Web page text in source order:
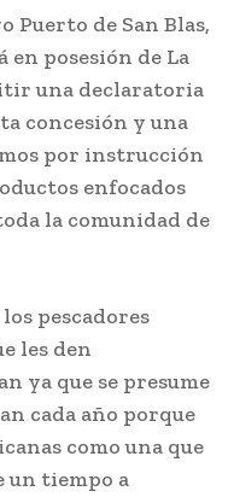
Puerto de San Blas,
posesión de La
una declaratoria
concesión y una
por instrucción
enfocados
la comunidad de
pescadores
les den
ya que se presume
cada año porque
como una que
un tiempo a